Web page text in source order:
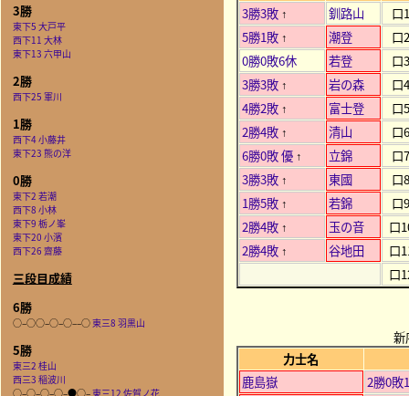
3勝
東下5 大戸平
西下11 大林
東下13 六甲山
2勝
西下25 軍川
1勝
西下4 小藤井
東下23 熊の洋
0勝
東下2 若潮
西下8 小林
東下9 栃ノ峯
東下20 小濱
西下26 齋藤
三段目成績
6勝
○–○○–○–○––○東三8 羽黒山
5勝
東三2 桂山
西三3 稲波川
○–○–○–○–●○–東三12 佐賀ノ花
3勝3敗 ↑ 釧路山
口
5勝1敗 ↑ 潮登
口
0勝0敗6休
若登
口
3勝3敗 ↑ 岩の森
口
4勝2敗 ↑ 富士登
口
2勝4敗 ↑ 清山
口
6勝0敗 優 ↑ 立錦
口
3勝3敗 ↑ 東國
口
1勝5敗 ↑ 若錦
口
2勝4敗 ↑ 玉の音
口
2勝4敗 ↑ 谷地田
口
口
新
力士名
鹿島嶽
2勝0敗